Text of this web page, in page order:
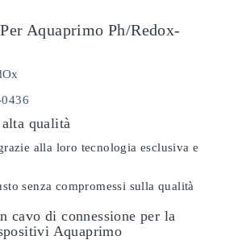
Aquaprimo Ph/redox-
qualità
alla loro tecnologia esclusiva e
senza compromessi sulla qualità
cavo di connessione per la
Aquaprimo